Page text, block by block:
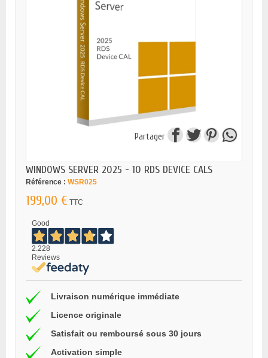
Partager
WINDOWS SERVER 2025 - 10 RDS DEVICE CALS
Référence : WSR025
199,00 € TTC
Good
2.228
Reviews
Livraison numérique immédiate
Licence originale
Satisfait ou remboursé sous 30 jours
Activation simple